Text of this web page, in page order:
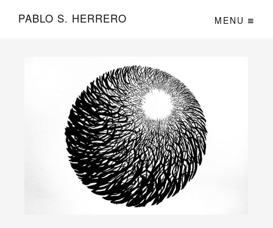
PABLO S. HERRERO MENU